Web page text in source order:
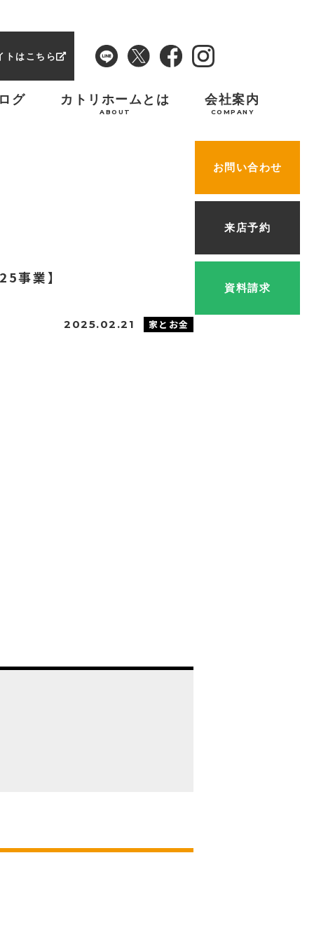
トはこちら
グ カトリホームとは
ABOUT
会社案内
COMPANY
お問い合わせ
来店予約
資料請求
事業】
2025.02.21 家とお金